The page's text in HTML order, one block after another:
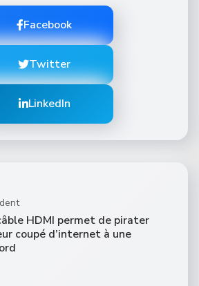
Facebook
Twitter
LinkedIn
HDMI permet de pirater
coupé d’internet à une